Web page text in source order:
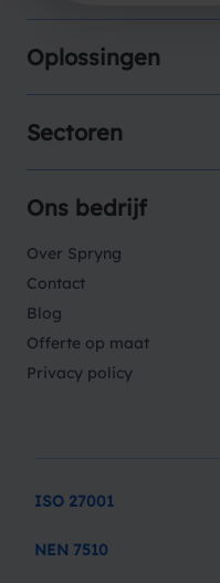
Oplossingen
Sectoren
Ons bedrijf
Over Spryng
Contact
Blog
Offerte op maat
Privacy policy
ISO 27001
NEN 7510